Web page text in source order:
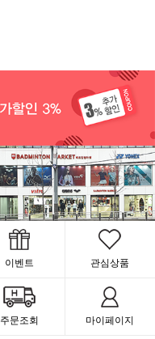
이벤트 관심상품
주문조회 마이페이지